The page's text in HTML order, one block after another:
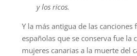
y los ricos.
Y la más antigua de las canciones
españolas que se conserva fue la
mujeres canarias a la muerte del